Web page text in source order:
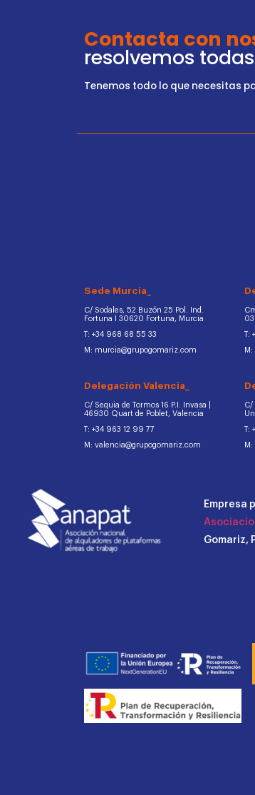
Contacta con
resolvemos
Tenemos todo lo que necesitas
Sede Murcia_
C/ Sodales, 52 Buzón 25 Pol. Ind.
Fortuna I 30620 Fortuna, Murcia
T: +34 968 68 55 33
M: murcia@grupogomariz.com
Delegación Valencia_
C/ Sequia de Tormos 16 P.I. Invasa |
46930 Quart de Poblet, Valencia
T: +34 963 12 99 77
M: valencia@grupogomariz.com
T:
C/
T:
Empresa
Gomariz,